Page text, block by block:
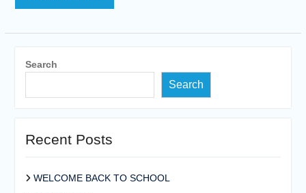
Search
Search
Recent Posts
WELCOME BACK TO SCHOOL